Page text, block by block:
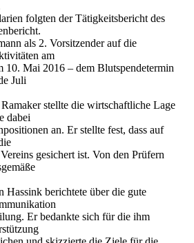
folgten der Tätigkeitsbericht des
als 2. Vorsitzender auf die
am
10. Mai 2016 – dem Blutspendetermin
Juli
stellte die wirtschaftliche Lage
dabei
an. Er stellte fest, dass auf
gesichert ist. Von den Prüfern
Hassink berichtete über die gute
Er bedankte sich für die ihm